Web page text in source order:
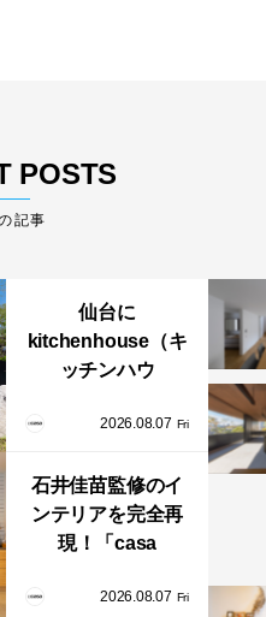
POSTS
記事
仙台に
kitchenhouse（キ
ッチンハウ
（グラフテクト）
型ショールームが
オープン！
2026.08.07 Fri
石井佳苗監修のイ
ンテリアを完全再
現！「casa
リンネル）」で叶
2026.08.07 Fri